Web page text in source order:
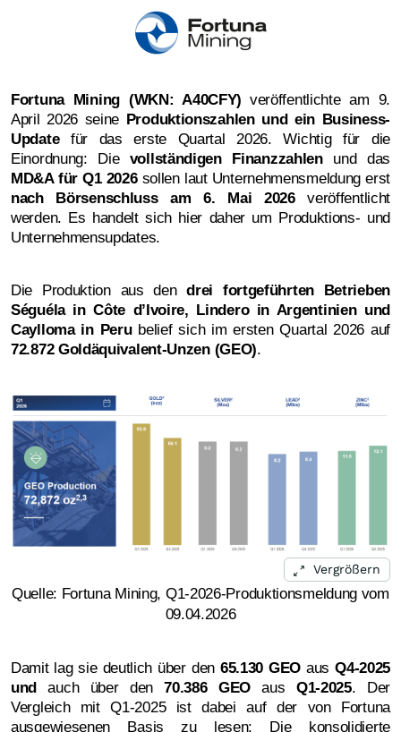
Fortuna Mining (WKN: A40CFY) veröffentlichte am 9.
April 2026 seine Produktionszahlen und ein Business-
Updatefür das erste Quartal 2026. Wichtig für die
Einordnung: Die vollständigen Finanzzahlenund das
MD&A für Q1 2026sollen laut Unternehmensmeldung erst
nach Börsenschluss am 6.
Mai 2026veröffentlicht
werden. Es handelt sich hier daher um Produktions- und
Unternehmensupdates.
Die Produktion aus dendrei fortgeführten Betrieben
Séguéla in Côte d’Ivoire, Lindero in Argentinien und
Caylloma in Perubelief sich im ersten Quartal 2026 auf
72.872 Goldäquivalent-Unzen (GEO).
Vergrößern
Quelle: Fortuna Mining, Q1-2026-Produktionsmeldung vom
09.04.2026
Damit lag sie deutlich über den 65.130 GEO ausQ4-2025
und auch über den70.386 GEO aus Q1-2025. Der
Vergleich mit Q1-2025 ist dabei auf der von Fortuna
ausgewiesenen Basis zu lesen: Die konsolidierte